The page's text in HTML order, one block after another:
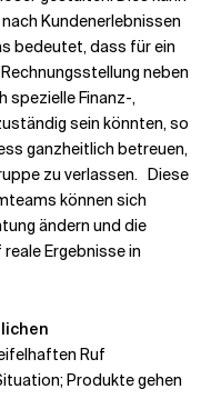
Kundenerlebnissen
bedeutet, dass für ein
neben
spezielle Finanz-,
sein könnten, so
ganzheitlich betreuen,
zu verlassen. Diese
können sich
ändern und die
Ergebnisse in
Ruf
Produkte gehen